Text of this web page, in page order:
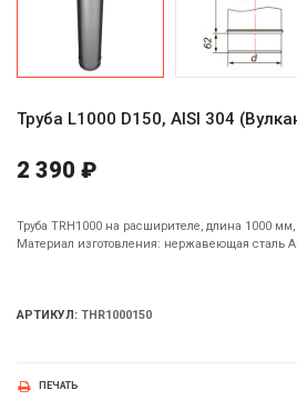
Труба L1000 D150, AISI 304
2 390 ₽
Труба TRH1000 на расширителе, длина 1000
Материал изготовления: нержавеющая сталь
АРТИКУЛ: THR1000150
ПЕЧАТЬ